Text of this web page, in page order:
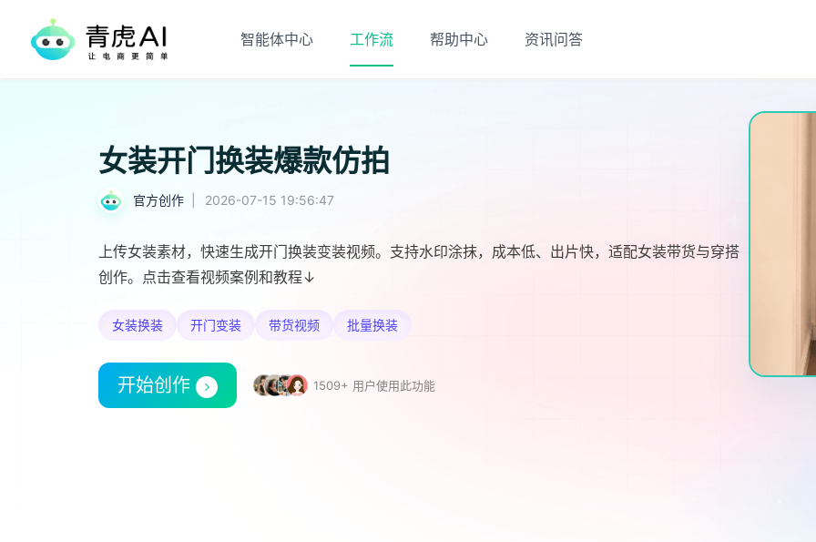
智能体中心 工作流 帮助中心 资讯问答
女装开门换装爆款仿拍
官方创作 2026-07-15 19:56:47
上传女装素材，快速生成开门换装变装视频。支持水印涂抹，成本低、出片快，适配女装带货与穿搭
创作。点击查看视频案例和教程↓
女装换装 开门变装 带货视频 批量换装
开始创作 1509+ 用户使用此功能